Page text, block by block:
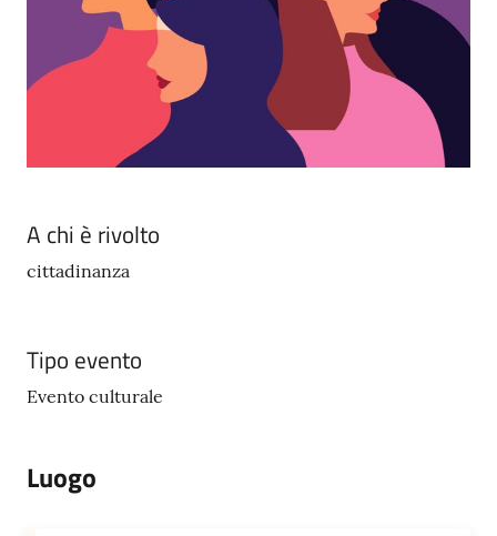
A chi è rivolto
cittadinanza
Tipo evento
Evento culturale
Luogo